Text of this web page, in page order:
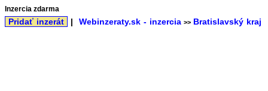
Inzercia zdarma
Pridať inzerát | Webinzeraty.sk - inzercia >> Bratislavský kraj